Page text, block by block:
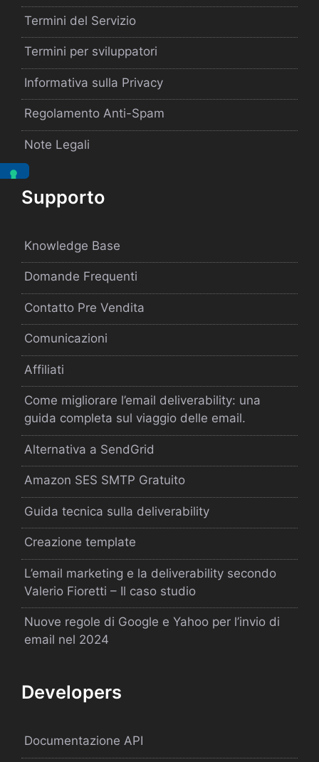
Termini del Servizio
Termini per sviluppatori
Informativa sulla Privacy
Regolamento Anti-Spam
Note Legali
Supporto
Knowledge Base
Domande Frequenti
Contatto Pre Vendita
Comunicazioni
Affiliati
Come migliorare l’email deliverability: una
guida completa sul viaggio delle email.
Alternativa a SendGrid
Amazon SES SMTP Gratuito
Guida tecnica sulla deliverability
Creazione template
L’email marketing e la deliverability secondo
Valerio Fioretti – Il caso studio
Nuove regole di Google e Yahoo per l’invio di
email nel 2024
Developers
Documentazione API